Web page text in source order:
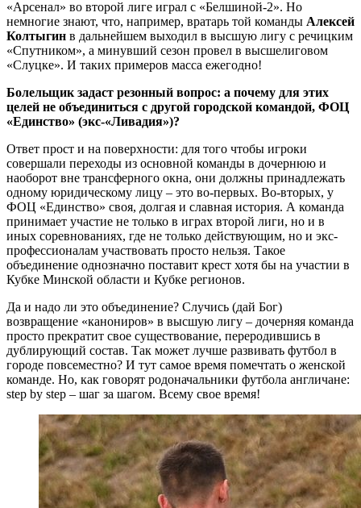
«Арсенал» во второй лиге играл с «Белшиной-2». Но
немногие знают, что, например, вратарь той команды Алексей
Колтыгин в дальнейшем выходил в высшую лигу с речицким
«Спутником», а минувший сезон провел в высшелиговом
«Слуцке». И таких примеров масса ежегодно!
Болельщик задаст резонный вопрос: а почему для этих
целей не объединиться с другой городской командой, ФОЦ
«Единство» (экс-«Ливадия»)?
Ответ прост и на поверхности: для того чтобы игроки
совершали переходы из основной команды в дочернюю и
наоборот вне трансферного окна, они должны принадлежать
одному юридическому лицу – это во-первых. Во-вторых, у
ФОЦ «Единство» своя, долгая и славная история. А команда
принимает участие не только в играх второй лиги, но и в
иных соревнованиях, где не только действующим, но и экс-
профессионалам участвовать просто нельзя. Такое
объединение однозначно поставит крест хотя бы на участии в
Кубке Минской области и Кубке регионов.
Да и надо ли это объединение? Случись (дай Бог)
возвращение «канониров» в высшую лигу – дочерняя команда
просто прекратит свое существование, переродившись в
дублирующий состав. Так может лучше развивать футбол в
городе повсеместно? И тут самое время помечтать о женской
команде. Но, как говорят родоначальники футбола англичане:
step by step – шаг за шагом. Всему свое время!